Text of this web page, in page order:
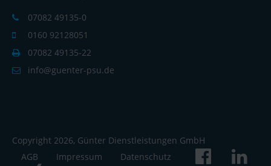
07082 49135-0
0160 92128051
07082 49135-22
info@guenter-psu.de
Copyright 2026, Günter Dienstleistungen GmbH
AGB
Impressum Datenschutz